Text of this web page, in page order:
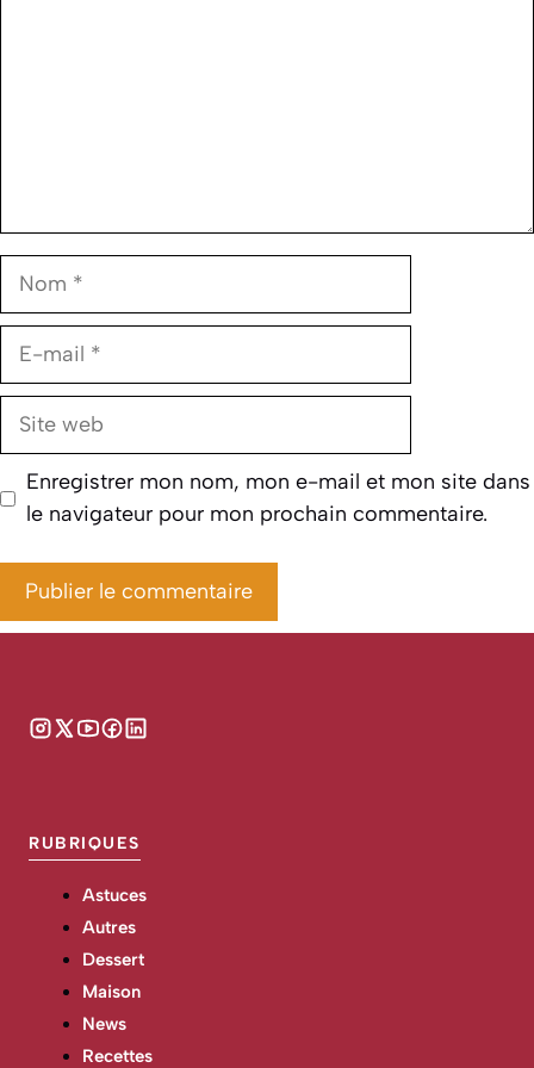
Nom
E-
Site
Enregistrer mon nom, mon e-mail et mon site dans
le navigateur pour mon prochain commentaire.
RUBRIQUES
Astuces
Autres
Dessert
Maison
News
Recettes